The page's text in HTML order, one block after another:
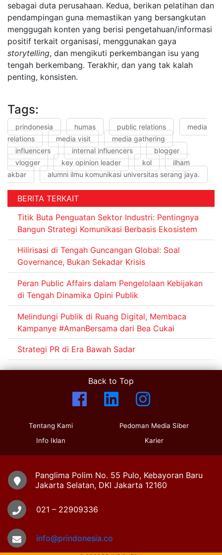
sebagai duta perusahaan. Kedua, berikan pelatihan dan
pendampingan guna memastikan yang bersangkutan
menggugah konten yang berisi pengetahuan/informasi
positif terkait organisasi, menggunakan gaya
storytelling, dan mengikuti perkembangan isu yang
tengah berkembang. Terakhir, dan yang tak kalah
penting, konsisten.
Tags:
prindonesia humas public relations
media
relations
media visit
media gathering
influencers
internal influencers
blogger
vlogger
key opinion leader kol
ilham
akbar
alumni ilmu komunikasi universitas serang jaya.
BERITA TERKAIT
Titik Buta Penguatan Sektor Industri: Pentingnya
Bangun Strategi Komunikasi Berbasis Ekosistem
Hilirisasi di Tengah Guncangan Global: Soal
Governance, Bukan Sekadar Krisis
Peran Public Affairs dalam Pengelolaan Kebijakan
di Tengah Dinamika Opini Publik
Melindungi Publik di Ruang Digital, Membaca
Kampanye #AmanBersama dari Bea Cukai
Strategi PR di Era Bawah Sadar
Back to Top
Tentang Kami
Info Iklan
Pedoman Media Siber
Karier
Panglima Polim No. 55 Pulo, Kebayoran Baru
Jakarta Selatan, DKI Jakarta 12160
021 – 22909336
info@prindonesia.co